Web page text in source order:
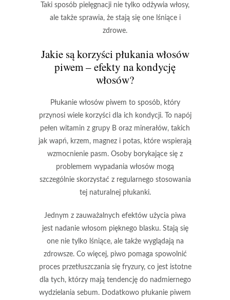
Taki sposób pielęgnacji nie tylko odżywia włosy,
ale także sprawia, że stają się one lśniące i
zdrowe.
Jakie są korzyści płukania włosów
piwem – efekty na kondycję
włosów?
Płukanie włosów piwem to sposób, który
przynosi wiele korzyści dla ich kondycji. To napój
pełen witamin z grupy B oraz minerałów, takich
jak wapń, krzem, magnez i potas, które wspierają
wzmocnienie pasm. Osoby borykające się z
problemem wypadania włosów mogą
szczególnie skorzystać z regularnego stosowania
tej naturalnej płukanki.
Jednym z zauważalnych efektów użycia piwa
jest nadanie włosom pięknego blasku. Stają się
one nie tylko lśniące, ale także wyglądają na
zdrowsze. Co więcej, piwo pomaga spowolnić
proces przetłuszczania się fryzury, co jest istotne
dla tych, którzy mają tendencję do nadmiernego
wydzielania sebum. Dodatkowo płukanie piwem